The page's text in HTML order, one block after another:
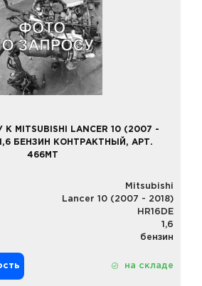
MITSUBISHI LANCER 10 (2007 -
1,6 БЕНЗИН КОНТРАКТНЫЙ, АРТ.
466MT
Mitsubishi
Lancer 10 (2007 - 2018)
HR16DE
1,6
бензин
на складе